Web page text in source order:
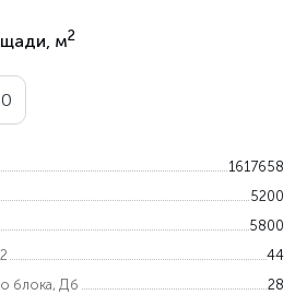
м2
1617658
5200
5800
44
блока, Дб
28